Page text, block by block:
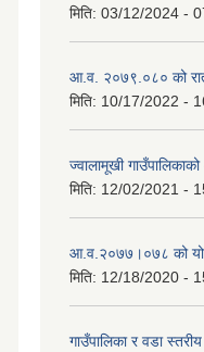
मिति: 03/12/2024 -
आ.व. २०७९.०८० को
मिति: 10/17/2022 -
ज्वालामूखी
मिति: 12/02/2021 -
आ.व.२०७७।०७८ को
मिति: 12/18/2020 -
गाउँपालिका र वडा